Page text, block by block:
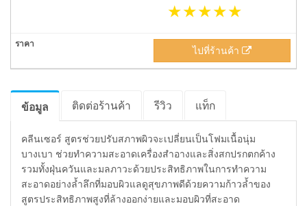
ไปที่ร้านค้า
ข้อมูล ติดต่อร้านค้า รีวิว แท็ก
คลีนเซอร์ สูตรช่วยปรับสภาพผิวจะเปลี่ยนเป็นโฟมเนื้อนุ่ม
บางเบา ช่วยทำความสะอาดเครื่องสำอางและสิ่งสกปรกตกค้าง
รวมทั้งฝุ่นควันและมลภาวะด้วยประสิทธิภาพในการทำความ
สะอาดอย่างล้ำลึกที่มอบผิวแลดูสุขภาพดีด้วยความก้าวล้ำของ
สูตรประสิทธิภาพสูงที่ล้างออกง่ายและมอบผิวที่สะอาด